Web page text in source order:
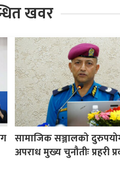
खवर
सामाजिक सञ्जालको
अपराध मुख्य चुनौतीः प्रहरी